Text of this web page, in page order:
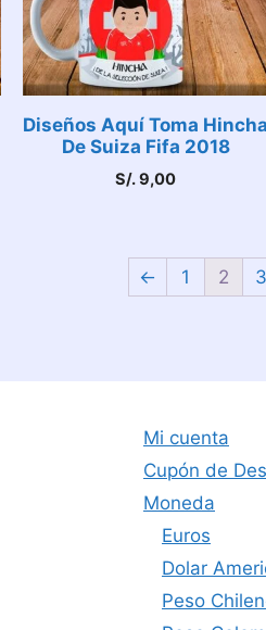
Diseños Aquí Toma Hincha
De Suiza Fifa 2018
S/.9,00
← 1 2 3
Mi cuenta
Cupón de
Moneda
Euros
Dolar
Peso